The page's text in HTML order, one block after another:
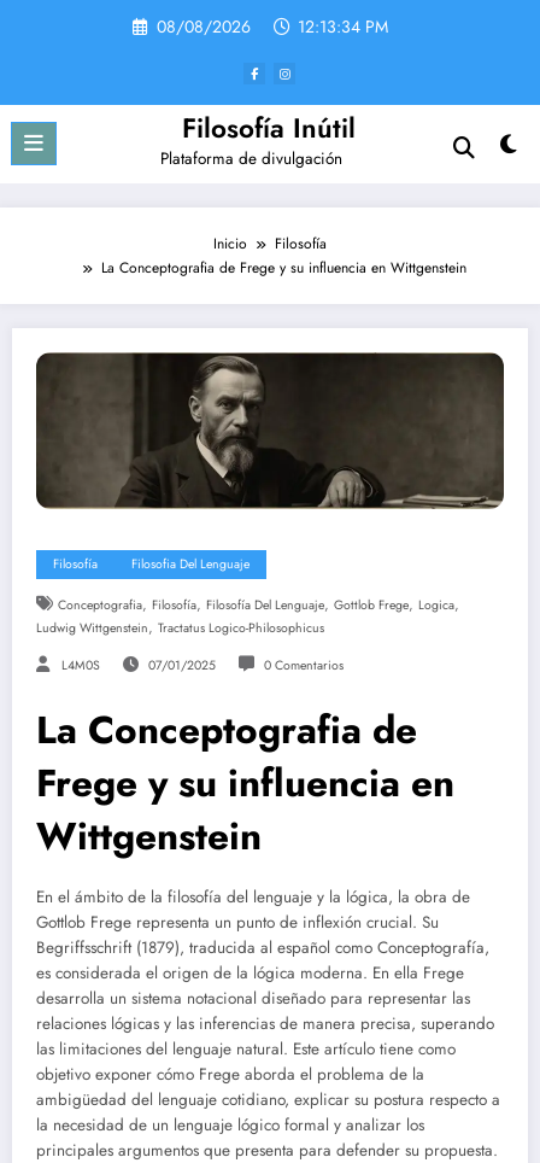
08/08/2026 12:13:34 PM
Filosofía Inútil
Plataforma de divulgación
Inicio
Filosofía
La Conceptografia de Frege y su influencia en Wittgenstein
Filosofía Filosofia Del Lenguaje
Conceptografia, Filosofía, Filosofía Del Lenguaje, Gottlob Frege, Logica,
Ludwig Wittgenstein, Tractatus Logico-Philosophicus
L4M0S 07/01/2025 0 Comentarios
La Conceptografia de
Frege y su influencia en
Wittgenstein
En el ámbito de la filosofía del lenguaje y la lógica, la obra de
Gottlob Frege representa un punto de inflexión crucial. Su
Begriffsschrift (1879), traducida al español como Conceptografía,
es considerada el origen de la lógica moderna. En ella Frege
desarrolla un sistema notacional diseñado para representar las
relaciones lógicas y las inferencias de manera precisa, superando
las limitaciones del lenguaje natural. Este artículo tiene como
objetivo exponer cómo Frege aborda el problema de la
ambigüedad del lenguaje cotidiano, explicar su postura respecto a
la necesidad de un lenguaje lógico formal y analizar los
principales argumentos que presenta para defender su propuesta.